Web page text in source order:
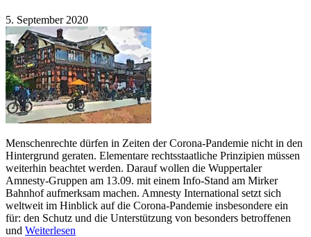
5. September 2020
Menschenrechte dürfen in Zeiten der Corona-Pandemie nicht in den
Hintergrund geraten. Elementare rechtsstaatliche Prinzipien müssen
weiterhin beachtet werden. Darauf wollen die Wuppertaler
Amnesty-Gruppen am 13.09. mit einem Info-Stand am Mirker
Bahnhof aufmerksam machen. Amnesty International setzt sich
weltweit im Hinblick auf die Corona-Pandemie insbesondere ein
für: den Schutz und die Unterstützung von besonders betroffenen
und Weiterlesen